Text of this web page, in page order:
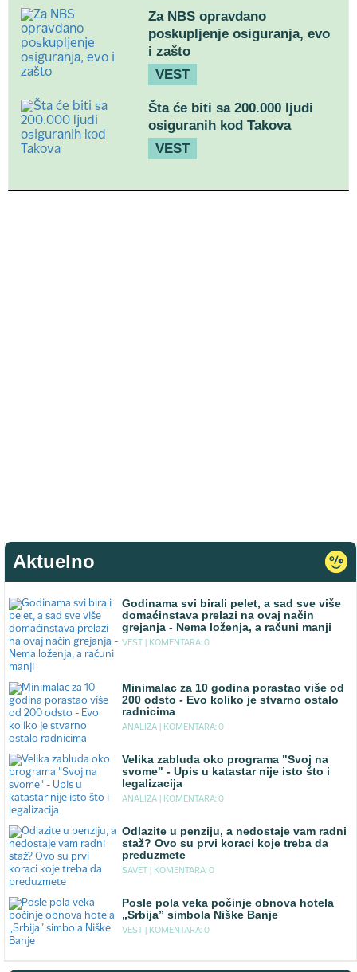
Za NBS opravdano
poskupljenje osiguranja, evo
i zašto
VEST
Šta će biti sa 200.000 ljudi
osiguranih kod Takova
VEST
Aktuelno
Godinama svi birali pelet, a sad sve više
domaćinstava prelazi na ovaj način
grejanja - Nema loženja, a računi manji
VEST | KOMENTARA: 0
Minimalac za 10 godina porastao više od
200 odsto - Evo koliko je stvarno ostalo
radnicima
ANALIZA | KOMENTARA: 0
Velika zabluda oko programa "Svoj na
svome" - Upis u katastar nije isto što i
legalizacija
ANALIZA | KOMENTARA: 0
Odlazite u penziju, a nedostaje vam radni
staž? Ovo su prvi koraci koje treba da
preduzmete
SAVET | KOMENTARA: 0
Posle pola veka počinje obnova hotela
„Srbija” simbola Niške Banje
VEST | KOMENTARA: 0